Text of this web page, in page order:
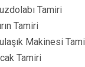
Tamiri
Tamiri
Makinesi
Tamiri